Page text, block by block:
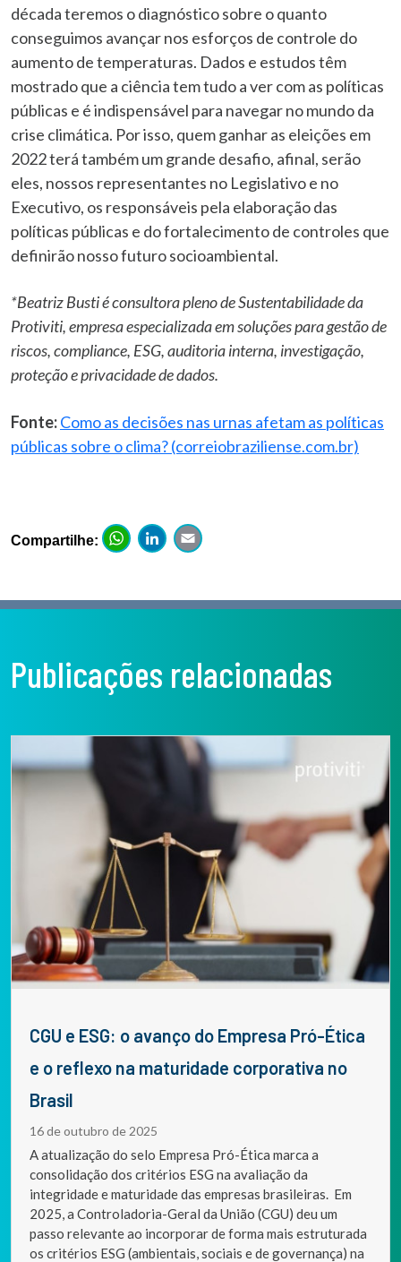
década teremos o diagnóstico sobre o quanto
conseguimos avançar nos esforços de controle do
aumento de temperaturas. Dados e estudos têm
mostrado que a ciência tem tudo a ver com as políticas
públicas e é indispensável para navegar no mundo da
crise climática. Por isso, quem ganhar as eleições em
2022 terá também um grande desafio, afinal, serão
eles, nossos representantes no Legislativo e no
Executivo, os responsáveis pela elaboração das
políticas públicas e do fortalecimento de controles que
definirão nosso futuro socioambiental.
*Beatriz Busti é consultora pleno de Sustentabilidade da
Protiviti, empresa especializada em soluções para gestão de
riscos, compliance, ESG, auditoria interna, investigação,
proteção e privacidade de dados.
Fonte:Como as decisões nas urnas afetam as políticas
públicas sobre o clima? (correiobraziliense.com.br)
Compartilhe: WhatsApp
LinkedIn
Publicações relacionadas
CGU e ESG: o avanço do Empresa Pró-Ética
e o reflexo na maturidade corporativa no
Brasil
16 de outubro de 2025
A atualização do selo Empresa Pró-Ética marca a
consolidação dos critérios ESG na avaliação da
integridade e maturidade das empresas brasileiras. Em
2025, a Controladoria-Geral da União (CGU) deu um
passo relevante ao incorporar de forma mais estruturada
os critérios ESG (ambientais, sociais e de governança) na